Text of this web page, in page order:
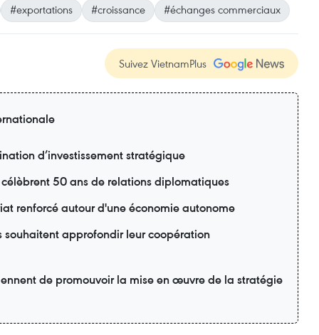
#exportations #croissance #échanges commerciaux
Suivez VietnamPlus
d’investissement stratégique
50 ans de relations diplomatiques
renforcé autour d'une économie autonome
souhaitent approfondir leur coopération
de promouvoir la mise en œuvre de la stratégie